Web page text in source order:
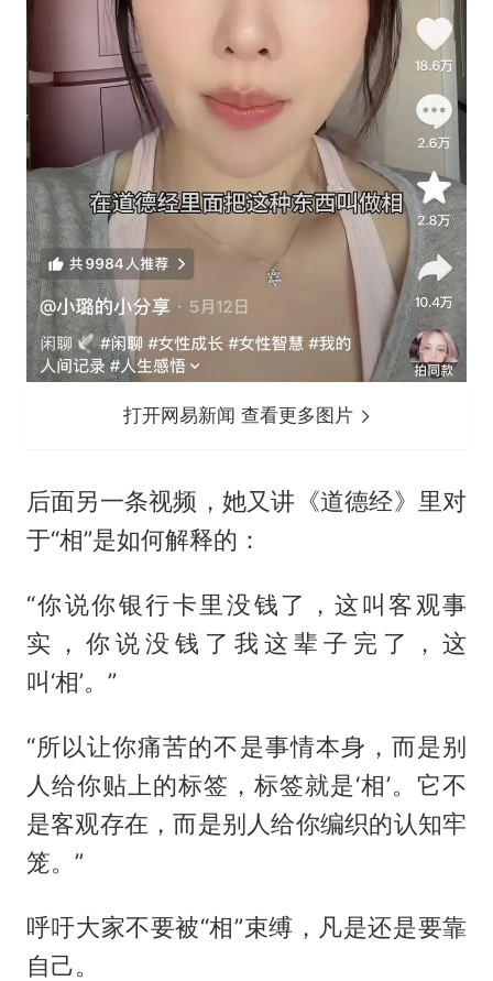
打开网易新闻 查看更多图片
后面另一条视频，她又讲《道德经》里对
于“相”是如何解释的：
“你说你银行卡里没钱了，这叫客观事
实，你说没钱了我这辈子完了，这
叫‘相’。”
“所以让你痛苦的不是事情本身，而是别
人给你贴上的标签，标签就是‘相’。它不
是客观存在，而是别人给你编织的认知牢
笼。”
呼吁大家不要被“相”束缚，凡是还是要靠
自己。